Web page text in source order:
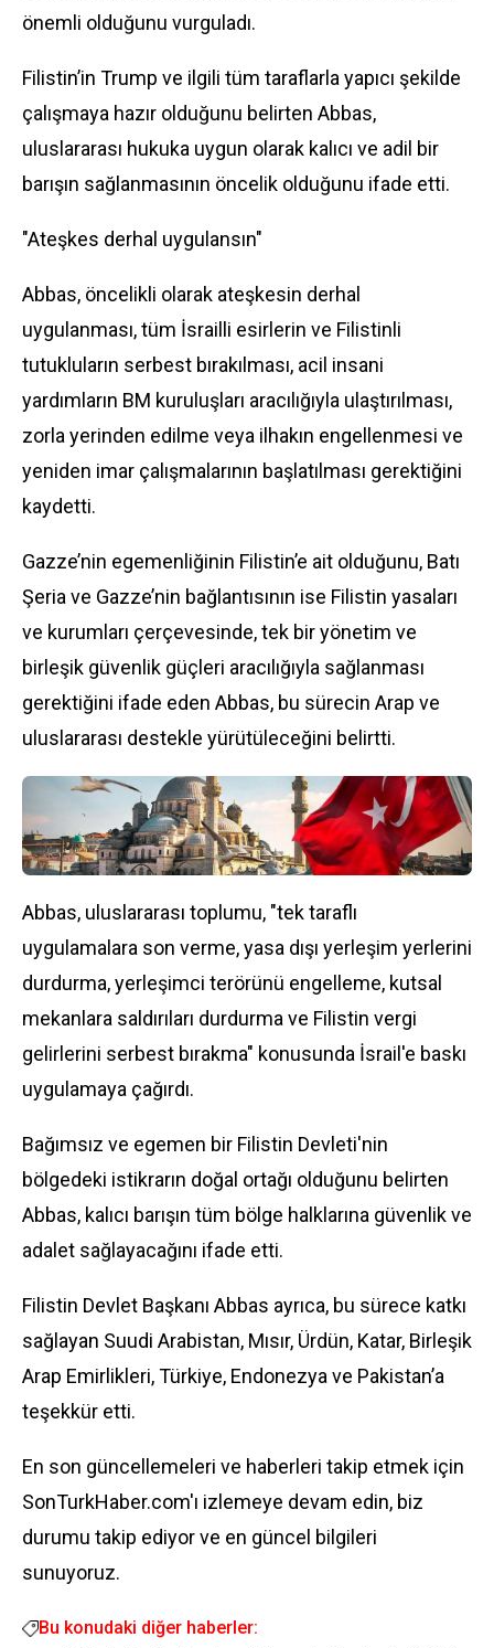
önemli olduğunu vurguladı.
Filistin’in Trump ve ilgili tüm taraflarla yapıcı şekilde
çalışmaya hazır olduğunu belirten Abbas,
uluslararası hukuka uygun olarak kalıcı ve adil bir
barışın sağlanmasının öncelik olduğunu ifade etti.
"Ateşkes derhal uygulansın"
Abbas, öncelikli olarak ateşkesin derhal
uygulanması, tüm İsrailli esirlerin ve Filistinli
tutukluların serbest bırakılması, acil insani
yardımların BM kuruluşları aracılığıyla ulaştırılması,
zorla yerinden edilme veya ilhakın engellenmesi ve
yeniden imar çalışmalarının başlatılması gerektiğini
kaydetti.
Gazze’nin egemenliğinin Filistin’e ait olduğunu, Batı
Şeria ve Gazze’nin bağlantısının ise Filistin yasaları
ve kurumları çerçevesinde, tek bir yönetim ve
birleşik güvenlik güçleri aracılığıyla sağlanması
gerektiğini ifade eden Abbas, bu sürecin Arap ve
uluslararası destekle yürütüleceğini belirtti.
Abbas, uluslararası toplumu, "tek taraflı
uygulamalara son verme, yasa dışı yerleşim yerlerini
durdurma, yerleşimci terörünü engelleme, kutsal
mekanlara saldırıları durdurma ve Filistin vergi
gelirlerini serbest bırakma" konusunda İsrail'e baskı
uygulamaya çağırdı.
Bağımsız ve egemen bir Filistin Devleti'nin
bölgedeki istikrarın doğal ortağı olduğunu belirten
Abbas, kalıcı barışın tüm bölge halklarına güvenlik ve
adalet sağlayacağını ifade etti.
Filistin Devlet Başkanı Abbas ayrıca, bu sürece katkı
sağlayan Suudi Arabistan, Mısır, Ürdün, Katar, Birleşik
Arap Emirlikleri, Türkiye, Endonezya ve Pakistan’a
teşekkür etti.
En son güncellemeleri ve haberleri takip etmek için
SonTurkHaber.com'ı izlemeye devam edin, biz
durumu takip ediyor ve en güncel bilgileri
sunuyoruz.
Bu konudaki diğer haberler: